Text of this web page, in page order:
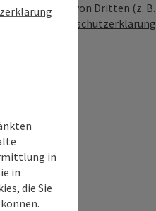
die Anfrage von Dritten (z. B.
auch
Datenschutzerklärung
in
in
die Sie